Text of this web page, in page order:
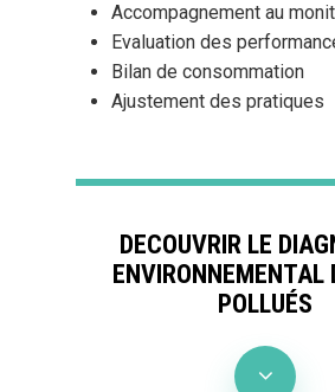
Accompagnement au
Evaluation des
Bilan de consommation
Ajustement des pratiques
DECOUVRIR LE
ENVIRONNEMENTAL
POLLUÉS